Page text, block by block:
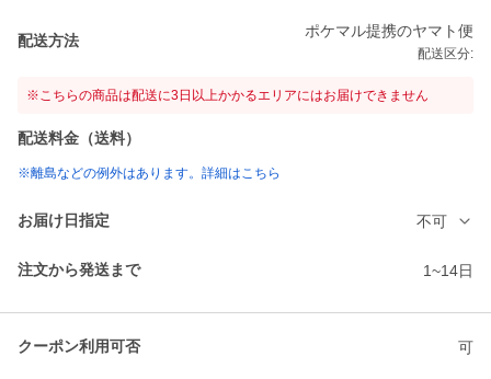
配送方法
ポケマル提携のヤマト便
配送区分:
※こちらの商品は配送に3日以上かかるエリアにはお届けできません
配送料金（送料）
※離島などの例外はあります。詳細はこちら
お届け日指定 不可
注文から発送まで 1~14日
クーポン利用可否 可